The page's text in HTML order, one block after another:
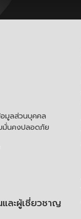
อมูลส่วนบุคคล
มั่นคงปลอดภัย
ละผู้เชี่ยวชาญ